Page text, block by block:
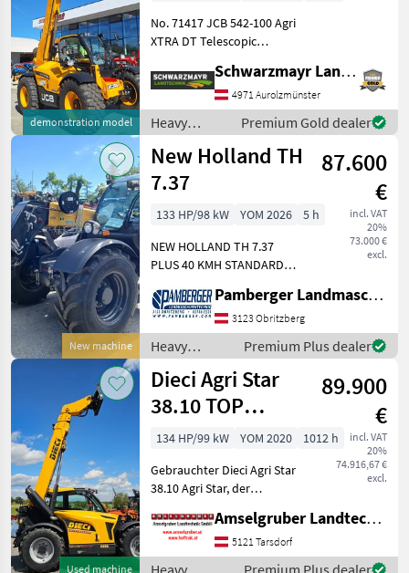
demonstration model
No. 71417 JCB 542-100 Agri
XTRA DT Telescopic
capacity of 4.2 metric tons -
with a lifting height of 9.8
meters - with a 173 PS 4-
cylinder
Schwarzmayr Landtechnik GmbH - Aurolzmünster
4971 Aurolzmünster
Heavy
equipment/
construction
machines /
JCB
Premium Gold dealer
New machine
New Holland TH
7.37
87.600
€
incl. VAT
20%
73.000 €
excl.
133 HP/98 kW YOM 2026
5 h
NEW HOLLAND TH 7.37
PLUS 40 KMH STANDARD
KÜHLSYSTEM - LÜFTER MIT
AUTOMATISCHER
LÜFTERUMKEHR ALLE 6 MIN
MOTOR 89KW / 133 PS 40
KMH STUF
Pamberger Landmaschinentechnik GmbH
3123 Obritzberg
Heavy
equipment/
construction
machines /
New Holland
Premium Plus dealer
Used machine
Dieci Agri Star
38.10 TOP
Gelegenheit
89.900
€
incl. VAT
20%
74.916,67 €
excl.
134 HP/99 kW YOM 2020
1012 h
Gebrauchter Dieci Agri Star
38.10 Agri Star, der
Teleskoplader für
reibungslose und effiziente
Arbeitszyklen. Die
Amselgruber Landtechnik GmbH
5121 Tarsdorf
Heavy
Premium Plus dealer